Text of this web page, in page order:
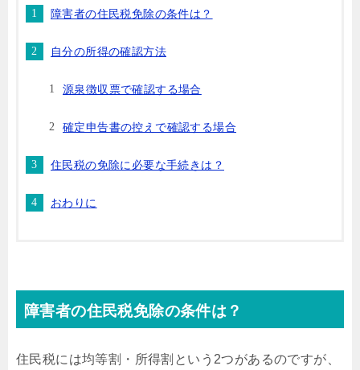
障害者の住民税免除の条件は？
自分の所得の確認方法
源泉徴収票で確認する場合
確定申告書の控えで確認する場合
住民税の免除に必要な手続きは？
おわりに
障害者の住民税免除の条件は？
住民税には均等割・所得割という2つがあるのですが、